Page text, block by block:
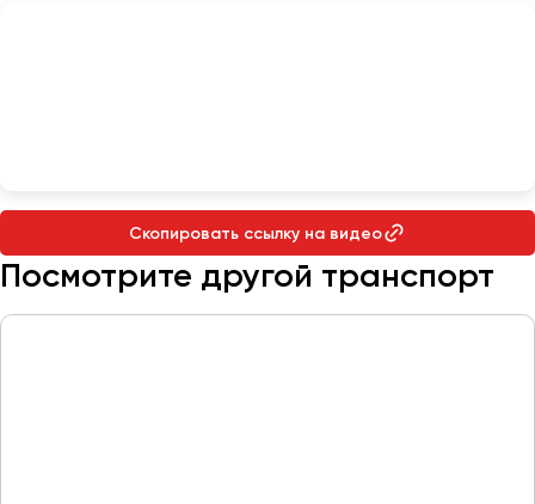
Скопировать ссылку на видео
Посмотрите другой транспорт
Москва